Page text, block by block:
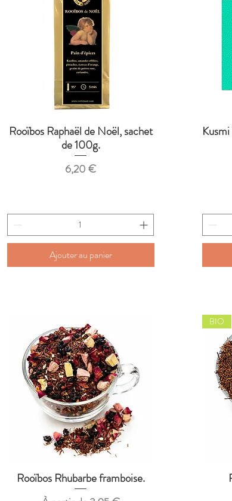
Aperçu rapide
Rooïbos Raphaël de Noël, sachet
de 100g.
Prix
6,20 €
Ajouter au panier
Aperçu rapide
Rooïbos Rhubarbe framboise.
BIO